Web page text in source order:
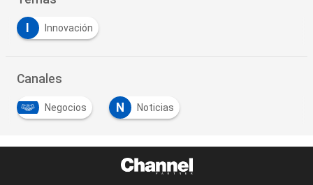
Innovación
Canales
Negocios N Noticias